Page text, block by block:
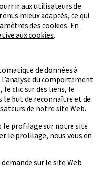
aux utilisateurs de
mieux adaptés, ce qui
des cookies. En
aux cookies.
de données à
du comportement
le clic sur des liens, le
le but de reconnaître et de
de notre site Web.
le profilage sur notre site
le profilage, nous vous en
sur le site Web